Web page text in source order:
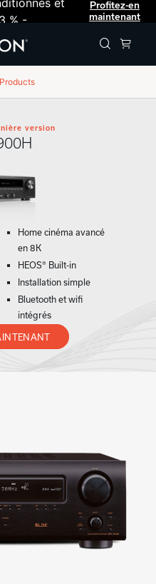
et
% -
Profitez-en
maintenant
version
Home cinéma avancé
en 8K
HEOS® Built-in
Installation simple
Bluetooth et wifi
intégrés